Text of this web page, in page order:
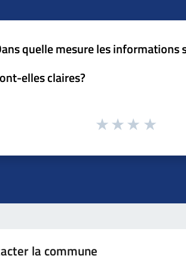
quelle mesure les informations
elles claires?
la commune